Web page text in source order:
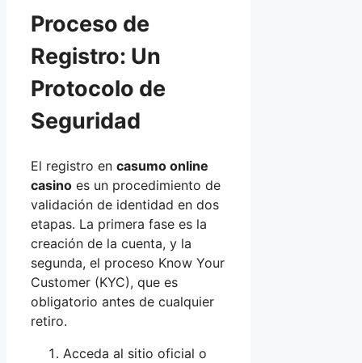
Proceso de
Registro: Un
Protocolo de
Seguridad
El registro en casumo online
casino es un procedimiento de
validación de identidad en dos
etapas. La primera fase es la
creación de la cuenta, y la
segunda, el proceso Know Your
Customer (KYC), que es
obligatorio antes de cualquier
retiro.
Acceda al sitio oficial o